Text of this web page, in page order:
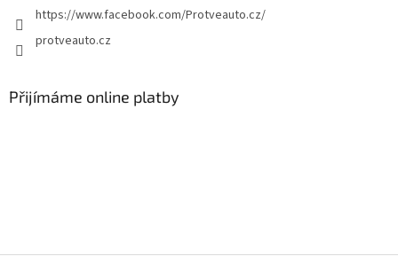
https://www.facebook.com/Protveauto.cz/
protveauto.cz
Přijímáme online platby